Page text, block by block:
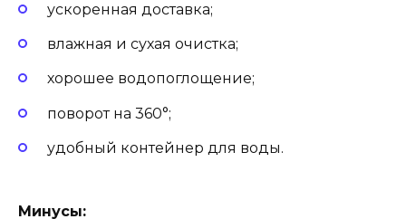
ускоренная доставка;
влажная и сухая очистка;
хорошее водопоглощение;
поворот на 360°;
удобный контейнер для воды.
Минусы: